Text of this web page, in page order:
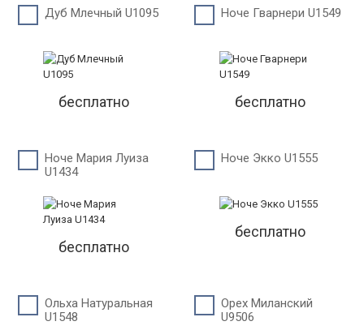
Дуб Млечный U1095
бесплатно
Ноче Гварнери U1549
бесплатно
Ноче Мария Луиза
U1434
бесплатно
Ноче Экко U1555
бесплатно
Ольха Натуральная
U1548
Орех Миланский
U9506